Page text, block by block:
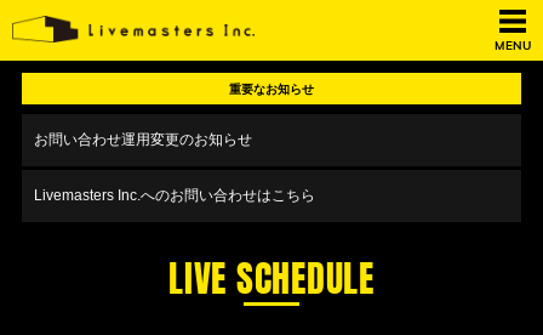
MENU
重要なお知らせ
お問い合わせ運用変更のお知らせ
Livemasters Inc.へのお問い合わせはこちら
LIVE SCHEDULE